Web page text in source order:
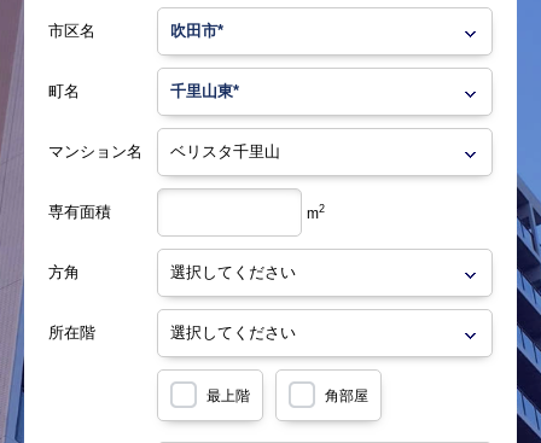
市区名
町名
マンション名
専有面積 m2
方角
所在階
最上階 角部屋